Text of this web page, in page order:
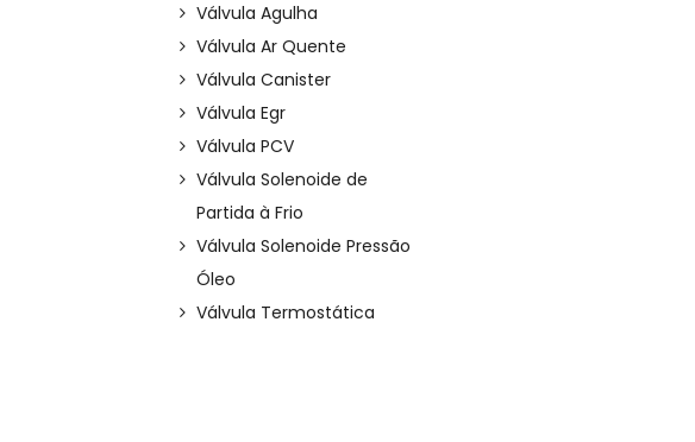
Válvula Agulha
Válvula Ar Quente
Válvula Canister
Válvula Egr
Válvula PCV
Válvula Solenoide de
Partida à Frio
Válvula Solenoide Pressão
Óleo
Válvula Termostática